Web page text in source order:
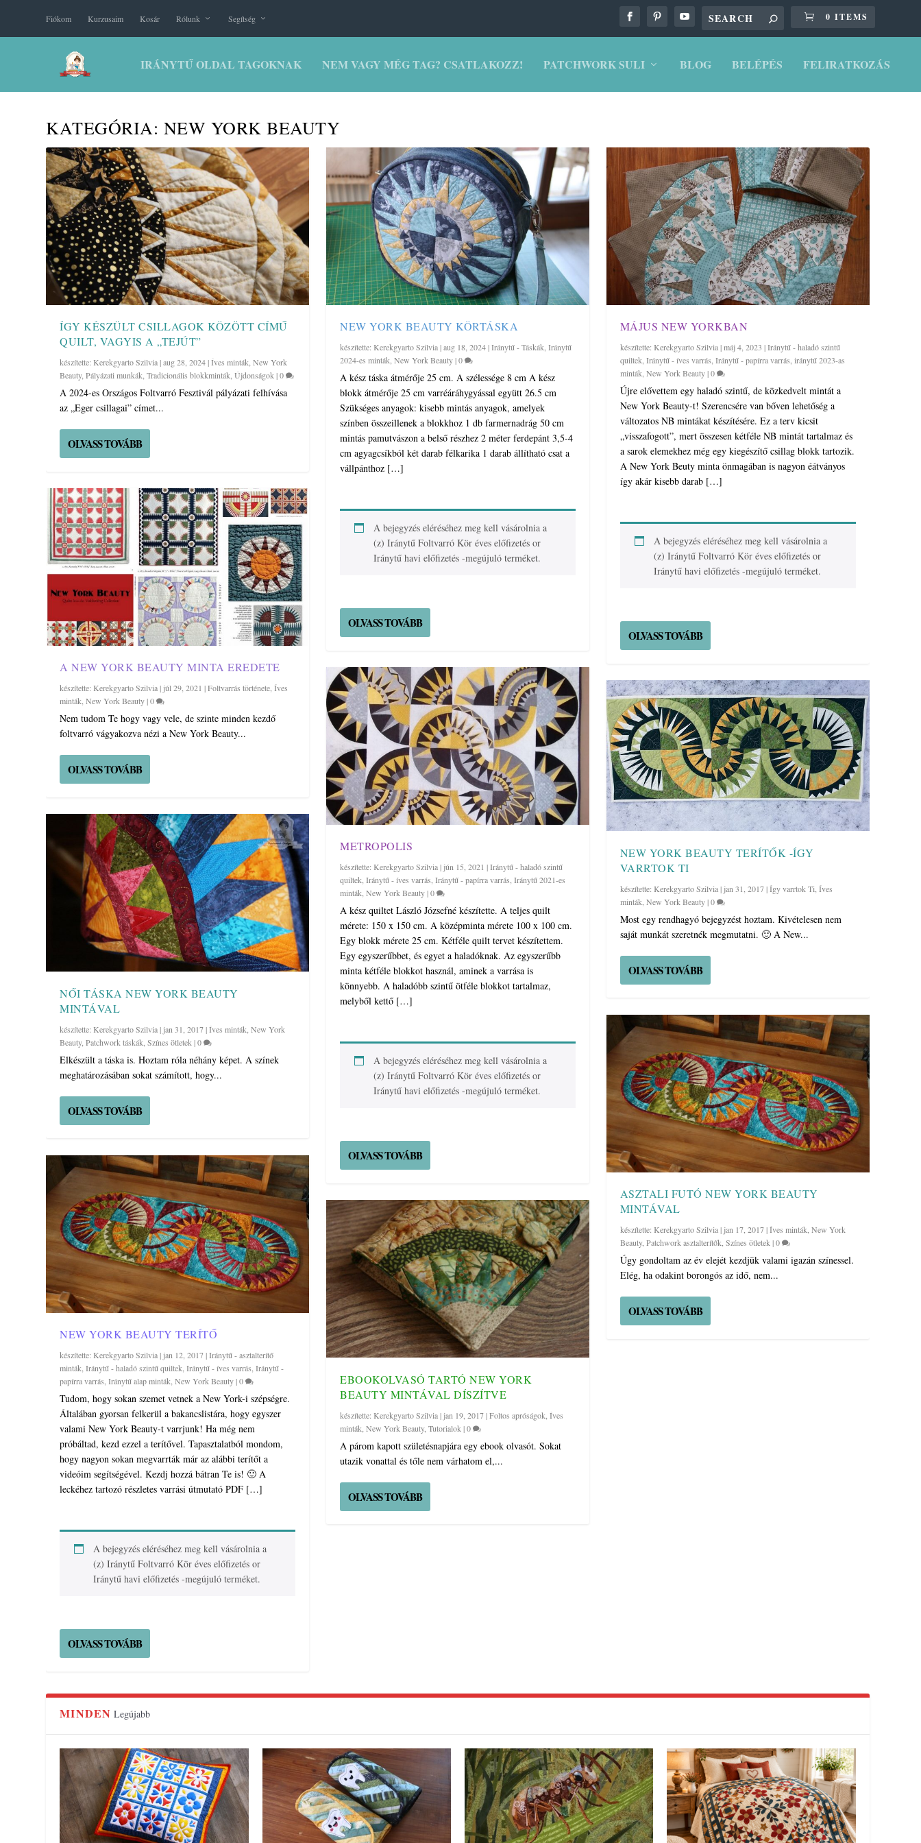
Fiókom Kurzusaim Kosár Rólunk Segítség 0 ITEMS
IRÁNYTŰ OLDAL TAGOKNAK NEM VAGY MÉG TAG? CSATLAKOZZ! PATCHWORK SULI BLOG BELÉPÉS FELIRATKOZÁS
KATEGÓRIA: NEW YORK BEAUTY
ÍGY KÉSZÜLT CSILLAGOK KÖZÖTT CÍMŰ
QUILT, VAGYIS A „TEJÚT”
készítette:Kerekgyarto Szilvia|aug 28, 2024|Íves minták ,New York
Beauty,Pályázati munkák ,Tradicionális blokkminták ,Újdonságok |0
A 2024-es Országos Foltvarró Fesztivál pályázati felhívása
az „Eger csillagai” címet...
OLVASS TOVÁBB
A NEW YORK BEAUTY MINTA EREDETE
készítette:Kerekgyarto Szilvia| júl 29, 2021 |Foltvarrás története,Íves
minták,New York Beauty|0
Nem tudom Te hogy vagy vele, de szinte minden kezdő
foltvarró vágyakozva nézi a New York Beauty...
OLVASS TOVÁBB
NŐI TÁSKA NEW YORK BEAUTY
MINTÁVAL
készítette:Kerekgyarto Szilvia| jan 31, 2017|Íves minták ,New York
Beauty,Patchwork táskák ,Színes ötletek |0
Elkészült a táska is. Hoztam róla néhány képet. A színek
meghatározásában sokat számított, hogy...
OLVASS TOVÁBB
NEW YORK BEAUTY TERÍTŐ
készítette:Kerekgyarto Szilvia| jan 12, 2017|Iránytű - asztalterítő
minták ,Iránytű - haladó szintű quiltek ,Iránytű - íves varrás ,Iránytű -
papírra varrás ,Iránytű alap minták ,New York Beauty|0
Tudom, hogy sokan szemet vetnek a New York-i szépségre.
Általában gyorsan felkerül a bakancslistára, hogy egyszer
valami New York Beauty-t varrjunk! Ha még nem
próbáltad, kezd ezzel a terítővel. Tapasztalatból mondom,
hogy nagyon sokan megvarrták már az alábbi terítőt a
videóim segítségével. Kezdj hozzá bátran Te is! 🙂 A
leckéhez tartozó részletes varrási útmutató PDF […]
A bejegyzés eléréséhez meg kell vásárolnia a
(z)Iránytű Foltvarró Kör éves előfizetés or
Iránytű havi előfizetés -megújuló terméket.
OLVASS TOVÁBB
NEW YORK BEAUTY KÖRTÁSKA
készítette:Kerekgyarto Szilvia|aug 18, 2024|Iránytű - Táskák ,Iránytű
2024-es minták ,New York Beauty|0
A kész táska átmérője 25 cm. A szélessége 8 cm A kész
blokk átmérője 25 cm varréáráhygyással együtt 26.5 cm
Szükséges anyagok: kisebb mintás anyagok, amelyek
színben összeillenek a blokkhoz 1 db farmernadrág 50 cm
mintás pamutvászon a belső részhez 2 méter ferdepánt 3,5-4
cm agyagcsíkból két darab félkarika 1 darab állítható csat a
vállpánthoz […]
A bejegyzés eléréséhez meg kell vásárolnia a
(z)Iránytű Foltvarró Kör éves előfizetés or
Iránytű havi előfizetés -megújuló terméket.
OLVASS TOVÁBB
METROPOLIS
készítette:Kerekgyarto Szilvia| jún 15, 2021 |Iránytű - haladó szintű
quiltek,Iránytű - íves varrás,Iránytű - papírra varrás,Iránytű 2021-es
minták,New York Beauty|0
A kész quiltet László Józsefné készítette. A teljes quilt
mérete: 150 x 150 cm. A középminta mérete 100 x 100 cm.
Egy blokk mérete 25 cm. Kétféle quilt tervet készítettem.
Egy egyszerűbbet, és egyet a haladóknak. Az egyszerűbb
minta kétféle blokkot használ, aminek a varrása is
könnyebb. A haladóbb szintű ötféle blokkot tartalmaz,
melyből kettő […]
A bejegyzés eléréséhez meg kell vásárolnia a
(z)Iránytű Foltvarró Kör éves előfizetés or
Iránytű havi előfizetés -megújuló terméket.
OLVASS TOVÁBB
EBOOKOLVASÓ TARTÓ NEW YORK
BEAUTY MINTÁVAL DÍSZÍTVE
készítette:Kerekgyarto Szilvia| jan 19, 2017|Foltos apróságok ,Íves
minták ,New York Beauty,Tutorialok |0
A párom kapott születésnapjára egy ebook olvasót. Sokat
utazik vonattal és tőle nem várhatom el,...
OLVASS TOVÁBB
MÁJUS NEW YORKBAN
készítette: Kerekgyarto Szilvia|máj 4, 2023 |Iránytű - haladó szintű
quiltek Iránytű - íves varrás Iránytű - papírra varrás iránytű 2023-as
minták New York Beauty|0
Újre elővettem egy haladó szintű, de közkedvelt mintát a
New York Beauty-t! Szerencsére van bőven lehetőség a
változatos NB mintákat készítésére. Ez a terv kicsit
„visszafogott”, mert összesen kétféle NB mintát tartalmaz és
a sarok elemekhez még egy kiegészítő csillag blokk tartozik.
A New York Beuty minta önmagában is nagyon éátványos
így akár kisebb darab […]
A bejegyzés eléréséhez meg kell vásárolnia a
(z) Iránytű Foltvarró Kör éves előfizetésor
Iránytű havi előfizetés -megújulóterméket.
OLVASS TOVÁBB
NEW YORK BEAUTY TERÍTŐK -ÍGY
VARRTOK TI
készítette: Kerekgyarto Szilvia| jan 31, 2017|Így varrtok Ti Íves
minták New York Beauty|0
Most egy rendhagyó bejegyzést hoztam. Kivételesen nem
saját munkát szeretnék megmutatni. 🙂 A New...
OLVASS TOVÁBB
ASZTALI FUTÓ NEW YORK BEAUTY
MINTÁVAL
készítette: Kerekgyarto Szilvia| jan 17, 2017|Íves minták New York
Beauty, Patchwork asztalterítők Színes ötletek |0
Úgy gondoltam az év elejét kezdjük valami igazán színessel.
Elég, ha odakint borongós az idő, nem...
OLVASS TOVÁBB
MINDEN Legújabb